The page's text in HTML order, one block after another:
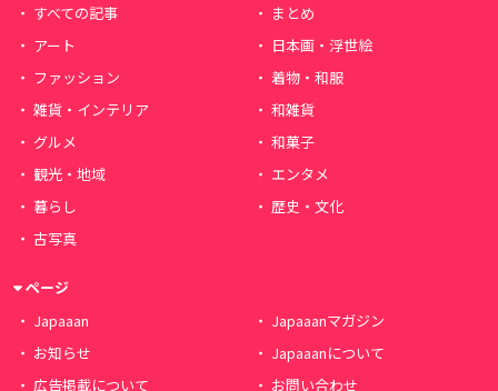
すべての記事
まとめ
アート
日本画・浮世絵
ファッション
着物・和服
雑貨・インテリア
和雑貨
グルメ
和菓子
観光・地域
エンタメ
暮らし
歴史・文化
古写真
ページ
Japaaan
Japaaanマガジン
お知らせ
Japaaanについて
広告掲載について
お問い合わせ